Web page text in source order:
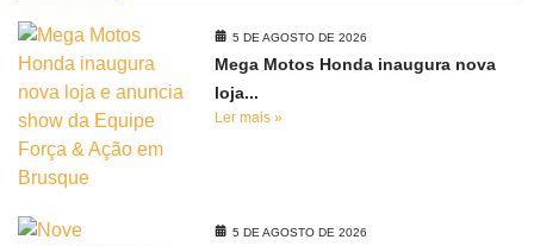
5 DE AGOSTO DE 2026
Mega Motos Honda inaugura nova
loja...
Ler mais »
5 DE AGOSTO DE 2026